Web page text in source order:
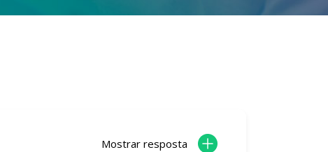
Mostrar resposta